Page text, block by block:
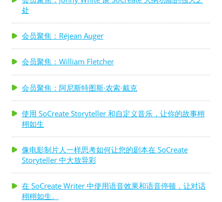
处
会员聚焦：Réjean Auger
会员聚焦：William Fletcher
会员聚焦：阿尼斯特图斯·农索·戴克
使用 SoCreate Storyteller 和自定义音乐，让你的故事栩
栩如生
像电影制片人一样思考如何让您的剧本在 SoCreate
Storyteller 中大放异彩
在 SoCreate Writer 中使用语音效果和语音停顿，让对话
栩栩如生。